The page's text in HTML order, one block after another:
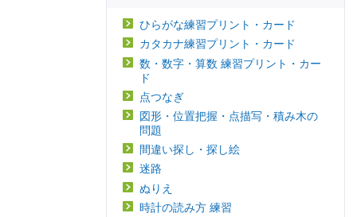
ひらがな練習プリント・カード
カタカナ練習プリント・カード
数・数字・算数 練習プリント・カー
ド
点つなぎ
図形・位置把握・点描写・積み木の
問題
間違い探し・探し絵
迷路
ぬりえ
時計の読み方 練習